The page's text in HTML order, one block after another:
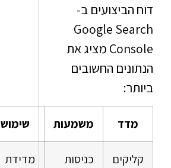
ב-
Google
Console מציג את
החשובים
משמעות שימוש
כניסות
מדידת